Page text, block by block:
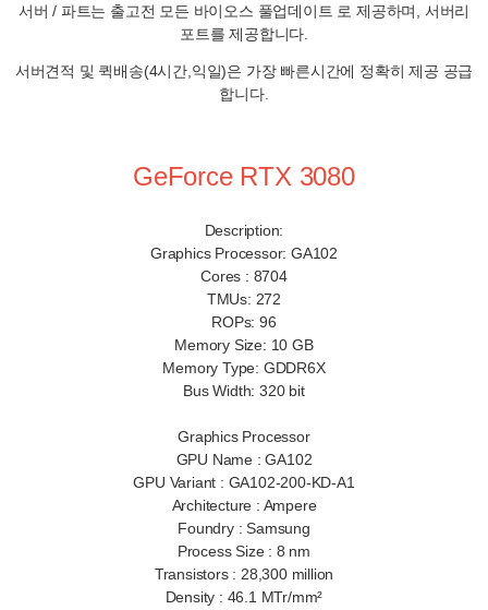
서버 / 파트는 출고전 모든 바이오스 풀업데이트 로 제공하며, 서버리
포트를 제공합니다.
서버견적 및 퀵배송(4시간,익일)은 가장 빠른시간에 정확히 제공 공급
합니다.
GeForce RTX 3080
Description:
Graphics Processor: GA102
Cores : 8704
TMUs: 272
ROPs: 96
Memory Size: 10 GB
Memory Type: GDDR6X
Bus Width: 320 bit
Graphics Processor
GPU Name : GA102
GPU Variant : GA102-200-KD-A1
Architecture : Ampere
Foundry : Samsung
Process Size : 8 nm
Transistors : 28,300 million
Density : 46.1 MTr/mm²